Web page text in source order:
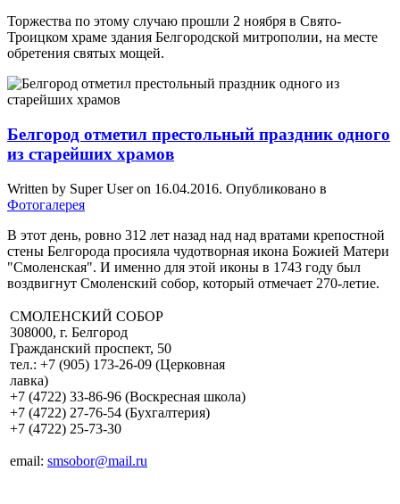
Торжества по этому случаю прошли 2 ноября в Свято-
Троицком храме здания Белгородской митрополии, на месте
обретения святых мощей.
Белгород отметил престольный праздник одного
из старейших храмов
Written by Super User on 16.04.2016. Опубликовано в
Фотогалерея
В этот день, ровно 312 лет назад над над вратами крепостной
стены Белгорода просияла чудотворная икона Божией Матери
"Смоленская". И именно для этой иконы в 1743 году был
воздвигнут Смоленский собор, который отмечает 270-летие.
СМОЛЕНСКИЙ СОБОР
308000, г. Белгород
Гражданский проспект, 50
тел.: +7 (905) 173-26-09 (Церковная
лавка)
+7 (4722) 33-86-96 (Воскресная школа)
+7 (4722) 27-76-54 (Бухгалтерия)
+7 (4722) 25-73-30
email: smsobor@mail.ru